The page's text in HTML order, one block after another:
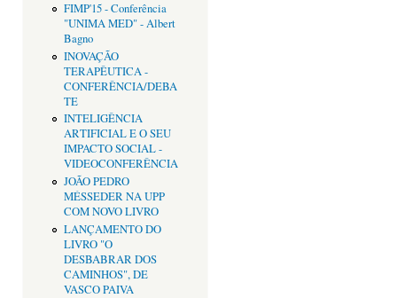
FIMP'15 - Conferência
"UNIMA MED" - Albert
Bagno
INOVAÇÃO
TERAPÊUTICA -
CONFERÊNCIA/DEBA
TE
INTELIGÊNCIA
ARTIFICIAL E O SEU
IMPACTO SOCIAL -
VIDEOCONFERÊNCIA
JOÃO PEDRO
MÉSSEDER NA UPP
COM NOVO LIVRO
LANÇAMENTO DO
LIVRO "O
DESBABRAR DOS
CAMINHOS", DE
VASCO PAIVA